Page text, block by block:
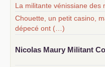
La militante vénissiane des
Chouette, un petit casino,
dépecé ont (…)
Nicolas Maury Militant